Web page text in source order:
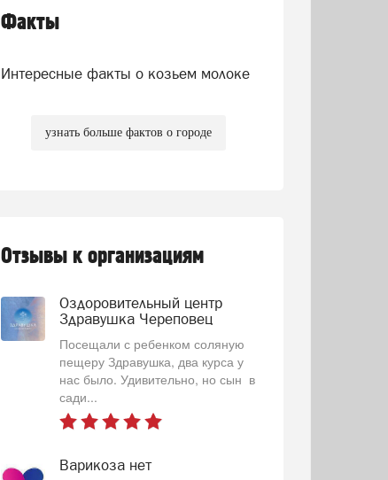
Факты
Интересные факты о козьем молоке
узнать больше фактов о городе
Отзывы к организациям
Оздоровительный центр
Здравушка Череповец
Посещали с ребенком соляную
пещеру Здравушка, два курса у
нас было. Удивительно, но сын в
сади...
Варикоза нет